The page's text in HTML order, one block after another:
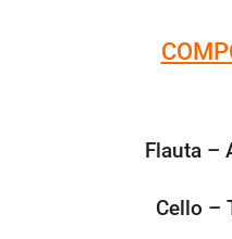
Flauta –
Cello –